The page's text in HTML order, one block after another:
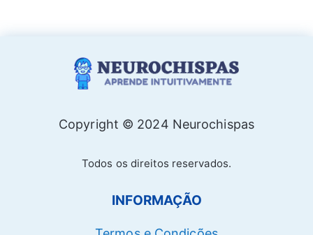
Copyright © 2024 Neurochispas
Todos os direitos reservados.
INFORMAÇÃO